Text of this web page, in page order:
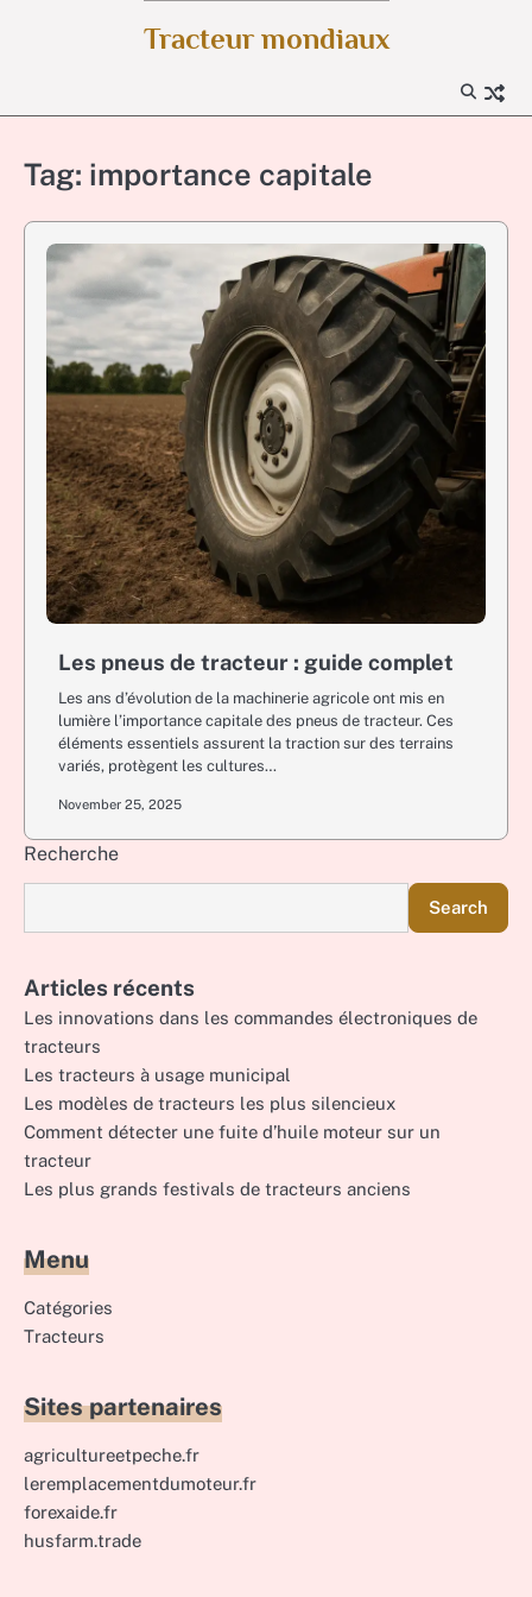
Tracteur mondiaux
Tag: importance capitale
Les pneus de tracteur : guide complet
Les ans d’évolution de la machinerie agricole ont mis en
lumière l’importance capitale des pneus de tracteur. Ces
éléments essentiels assurent la traction sur des terrains
variés, protègent les cultures…
November 25, 2025
Recherche
Search
Articles récents
Les innovations dans les commandes électroniques de
tracteurs
Les tracteurs à usage municipal
Les modèles de tracteurs les plus silencieux
Comment détecter une fuite d’huile moteur sur un
tracteur
Les plus grands festivals de tracteurs anciens
Menu
Catégories
Tracteurs
Sites partenaires
agricultureetpeche.fr
leremplacementdumoteur.fr
forexaide.fr
husfarm.trade